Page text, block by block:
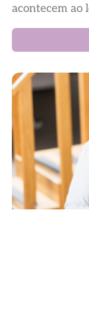
acontecem ao